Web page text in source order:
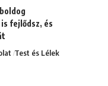
fejlődsz, és
Test és Lélek